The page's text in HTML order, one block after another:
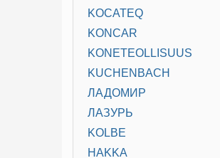
KOCATEQ
KONCAR
KONETEOLLISUUS
KUCHENBACH
ЛАДОМИР
ЛАЗУРЬ
KOLBE
HAKKA